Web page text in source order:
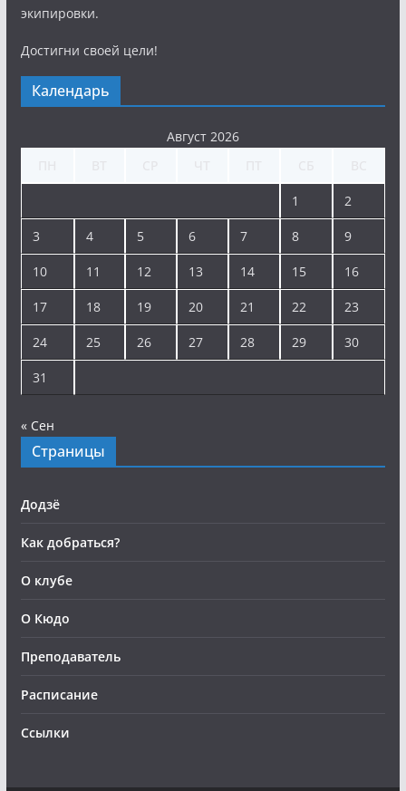
экипировки.
Достигни своей цели!
Календарь
Август 2026
1 2
3 4 5 6 7 8 9
10 11 12 13 14 15 16
17 18 19 20 21 22 23
24 25 26 27 28 29 30
31
« Сен
Страницы
Додзё
Как добраться?
О клубе
О Кюдо
Преподаватель
Расписание
Ссылки